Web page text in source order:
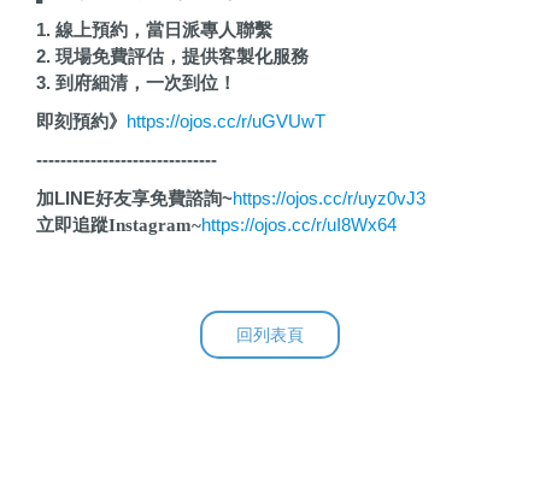
1. 線上預約，當日派專人聯繫
2. 現場免費評估，提供客製化服務
3. 到府細清，一次到位！
即刻預約》 https://ojos.cc/r/uGVUwT
------------------------------
加LINE好友享免費諮詢~https://ojos.cc/r/uyz0vJ3
立即追蹤Instagram~https://ojos.cc/r/uI8Wx64
回列表頁